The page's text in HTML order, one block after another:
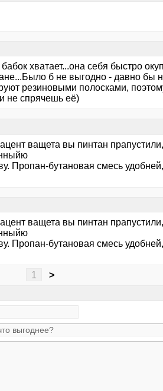
хватает...она себя быстро
б не выгодно - давно бы
резиновыми полосками,
не спрячешь её)
ващета вы пинтан
Пропан-бутановая смесь
ващета вы пинтан
Пропан-бутановая смесь
1 >